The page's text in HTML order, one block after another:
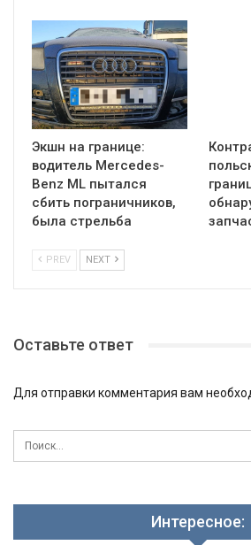
Экшн на границе:
водитель Mercedes-
Benz ML пытался
сбить пограничников,
была стрельба
PREV NEXT
Оставьте ответ
Для отправки комментария вам
Интересное: